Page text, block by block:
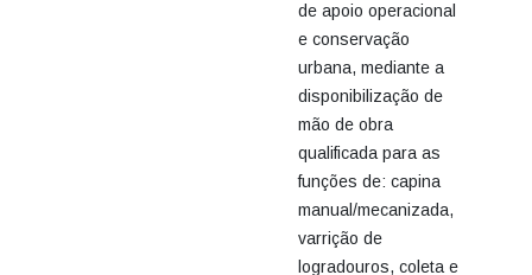
de apoio operacional
e conservação
urbana, mediante a
disponibilização de
mão de obra
qualificada para as
funções de: capina
manual/mecanizada,
varrição de
logradouros, coleta e